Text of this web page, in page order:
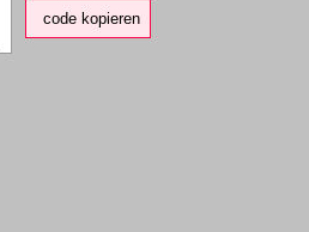
code kopieren